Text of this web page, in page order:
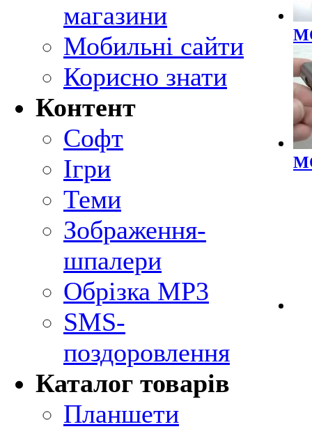
магазини
Мобильні сайти
Корисно знати
Контент
Софт
Ігри
Теми
Зображення-
шпалери
Обрізка MP3
SMS-
поздоровлення
Каталог товарів
Планшети